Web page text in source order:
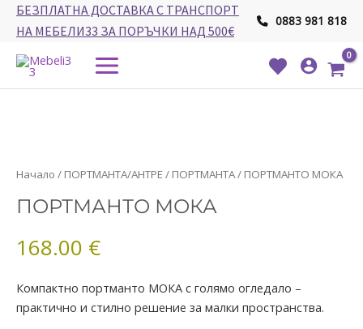
SkipБЕЗПЛАТНА ДОСТАВКА С ТРАНСПОРТ
НА МЕБЕЛИ33 ЗА ПОРЪЧКИ НАД 500€
0883 981 818
Main
Menu
Начало / ПОРТМАНТА/АНТРЕ / ПОРТМАНТА/ ПОРТМАНТО МОКА
ПОРТМАНТО МОКА
168.00 €
Компактно портманто МОКА с голямо огледало –
практично и стилно решение за малки пространства.
количество
ПОРТМАНТО